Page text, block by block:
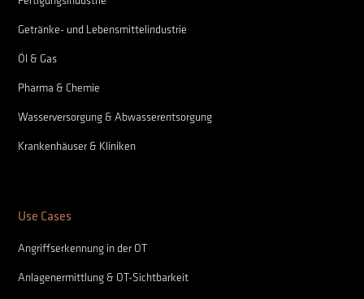
Getränke- und Lebensmittelindustrie
Öl & Gas
Pharma & Chemie
Wasserversorgung & Abwasserentsorgung
Krankenhäuser & Kliniken
Use Cases
Angriffserkennung in der OT
Anlagenermittlung & OT-Sichtbarkeit